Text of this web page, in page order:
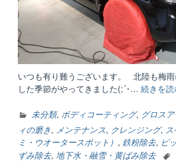
いつも有り難うございます。 北陸も梅
した季節がやってきました(;´･… 続きを
未分類, ボディコーティング, グロス
ィの磨き, メンテナンス, クレンジング,
ミ・ウオータースポット） , 鉄粉除去, ピ
ずみ除去, 地下水・融雪・黄ばみ除去